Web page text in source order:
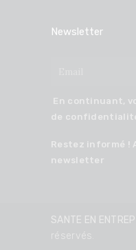
Newsletter
En continuant,
de
Restez informé !
newsletter
SANTE EN
réservés.